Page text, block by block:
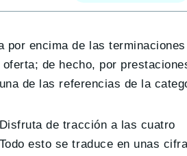
por encima de las terminaciones
de hecho, por
de las referencias de la
de tracción a las cuatro
esto se traduce en unas